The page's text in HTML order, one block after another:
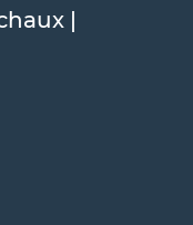
|